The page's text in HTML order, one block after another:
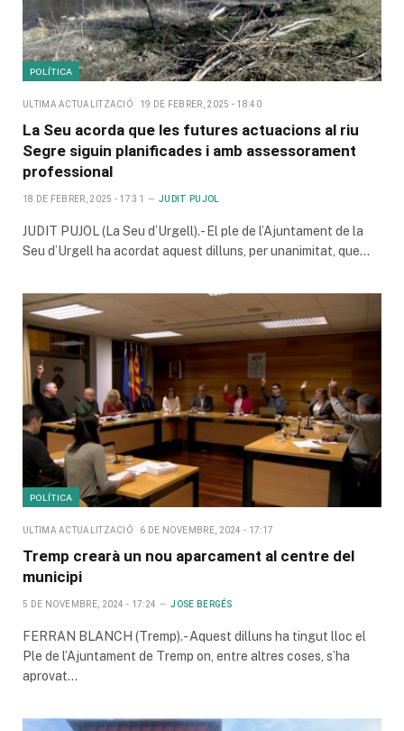
POLÍTICA
ULTIMA ACTUALITZACIÓ 19 DE FEBRER, 2025 - 18:40
La Seu acorda que les futures actuacions al riu
Segre siguin planificades i amb assessorament
professional
18 DE FEBRER, 2025 - 17:31 JUDIT PUJOL
JUDIT PUJOL (La Seu d’Urgell).- El ple de l’Ajuntament de la
Seu d’Urgell ha acordat aquest dilluns, per unanimitat, que…
POLÍTICA
ULTIMA ACTUALITZACIÓ 6 DE NOVEMBRE, 2024 - 17:17
Tremp crearà un nou aparcament al centre del
municipi
5 DE NOVEMBRE, 2024 - 17:24 JOSE BERGÉS
FERRAN BLANCH (Tremp).- Aquest dilluns ha tingut lloc el
Ple de l’Ajuntament de Tremp on, entre altres coses, s’ha
aprovat…